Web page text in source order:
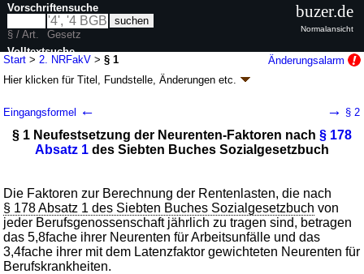
Start > 2. NRFakV >§ 1
Änderungsalarm
Hier klicken fürTitel, Fundstelle, Änderungen etc.
Neurenten-Faktoren nach § 178 Absatz 1 des
Siebten Buches Sozialgesetzbuch (2.
NRFakVk.a.Abk.)
Geltung ab 01.01.2021; FNA: 860-7-7-2Sozialgesetzbuch
Eingangsformel ← → § 2
§ 1 Neufestsetzung der Neurenten-Faktoren nach § 178
Absatz 1 des Siebten Buches Sozialgesetzbuch
Die Faktoren zur Berechnung der Rentenlasten, die nach
§ 178 Absatz 1 des Siebten Buches Sozialgesetzbuch von
jeder Berufsgenossenschaft jährlich zu tragen sind, betragen
das 5,8fache ihrer Neurenten für Arbeitsunfälle und das
3,4fache ihrer mit dem Latenzfaktor gewichteten Neurenten für
Berufskrankheiten.
Vorschriftensuche
§ / Art.
Gesetz
Volltextsuche
nur in 2. NRFakV
buzer.de
Normalansicht